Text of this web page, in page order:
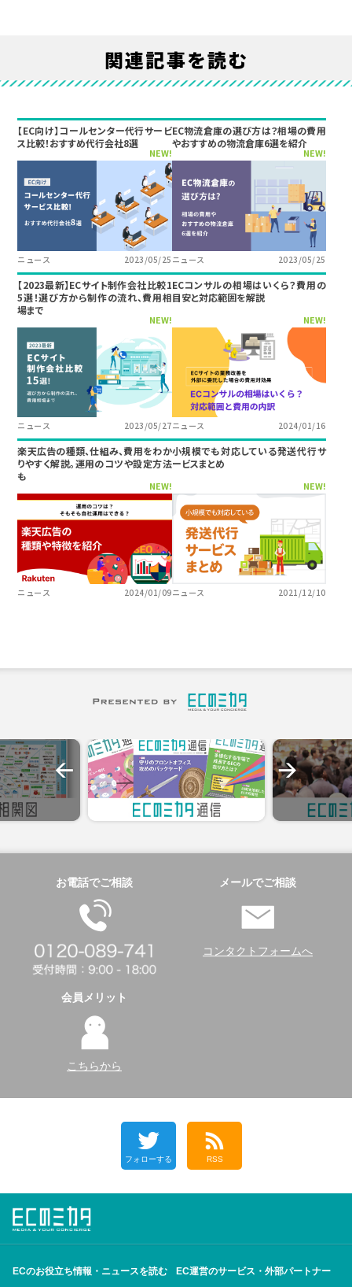
関連記事を読む
【EC向け】コールセンター代行サービ
ス比較！おすすめ代行会社8選
NEW!
ニュース 2023/05/25
EC物流倉庫の選び方は？相場の費用
やおすすめの物流倉庫6選を紹介
NEW!
ニュース 2023/05/25
【2023最新】ECサイト制作会社比較1
5選！選び方から制作の流れ、費用相
場まで
NEW!
ニュース 2023/05/27
ECコンサルの相場はいくら？費用の
目安と対応範囲を解説
NEW!
ニュース 2024/01/16
楽天広告の種類、仕組み、費用をわか
りやすく解説。運用のコツや設定方法
も
NEW!
ニュース 2024/01/09
小規模でも対応している発送代行サ
ービスまとめ
NEW!
ニュース 2021/12/10
お電話でご相談 メールでご相談
コンタクトフォームへ
会員メリット
こちらから
フォローする RSS
ECのお役立ち情報・ニュースを読む
EC運営のサービス・外部パートナー